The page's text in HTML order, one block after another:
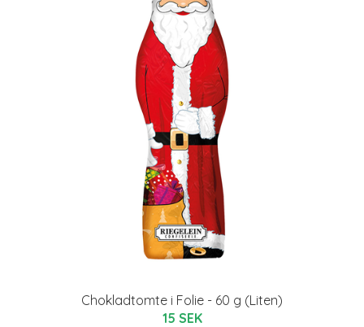
Chokladtomte i Folie - 60 g (Liten)
15 SEK